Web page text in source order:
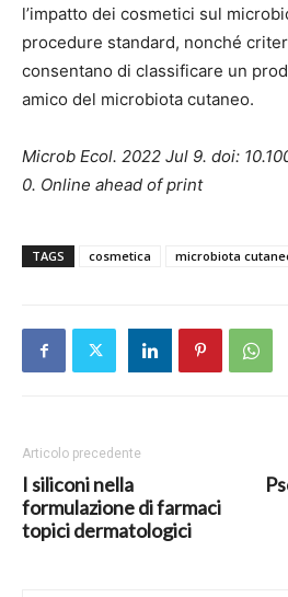
l’impatto dei cosmetici sul
procedure standard, nonché
consentano di classificare un
amico del microbiota cutaneo.
Microb Ecol. 2022 Jul 9. doi:
0. Online ahead of print
TAGS cosmetica microbiota
Articolo precedente
I siliconi nella
formulazione di farmaci
topici dermatologici